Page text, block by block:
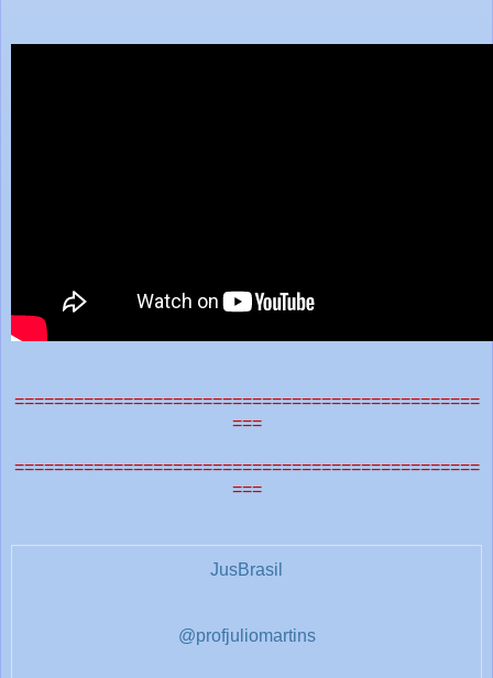
===============================================
===
===============================================
===
JusBrasil
@profjuliomartins